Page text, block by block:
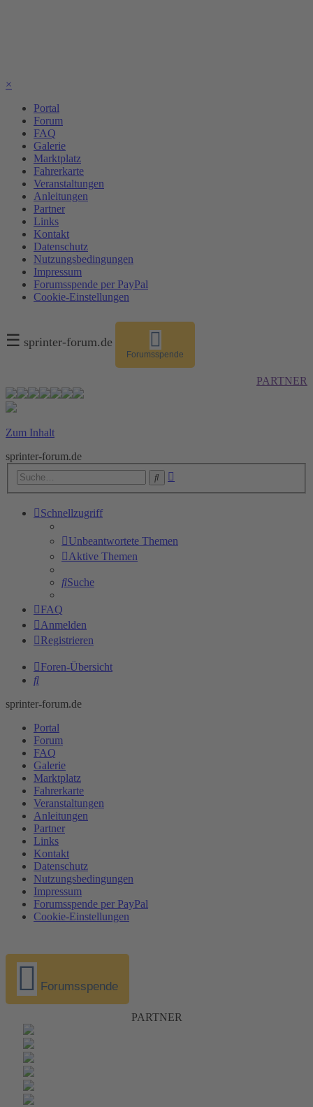
×
Portal
Forum
FAQ
Galerie
Marktplatz
Fahrerkarte
Veranstaltungen
Anleitungen
Partner
Links
Kontakt
Datenschutz
Nutzungsbedingungen
Impressum
Forumsspende per PayPal
Cookie-Einstellungen
☰ sprinter-forum.de
Forumsspende
PARTNER
Zum Inhalt
sprinter-forum.de
Suche
Schnellzugriff
Unbeantwortete Themen
Aktive Themen
Suche
FAQ
Anmelden
Registrieren
Foren-Übersicht
Suche
sprinter-forum.de
Portal
Forum
FAQ
Galerie
Marktplatz
Fahrerkarte
Veranstaltungen
Anleitungen
Partner
Links
Kontakt
Datenschutz
Nutzungsbedingungen
Impressum
Forumsspende per PayPal
Cookie-Einstellungen
Forumsspende
PARTNER